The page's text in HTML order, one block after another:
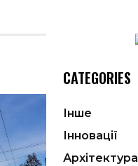
CATEGORIES
Інше
Інновації
Архітектура